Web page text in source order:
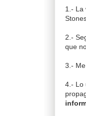
1.- La
2.-
que
3.-
4.- Lo